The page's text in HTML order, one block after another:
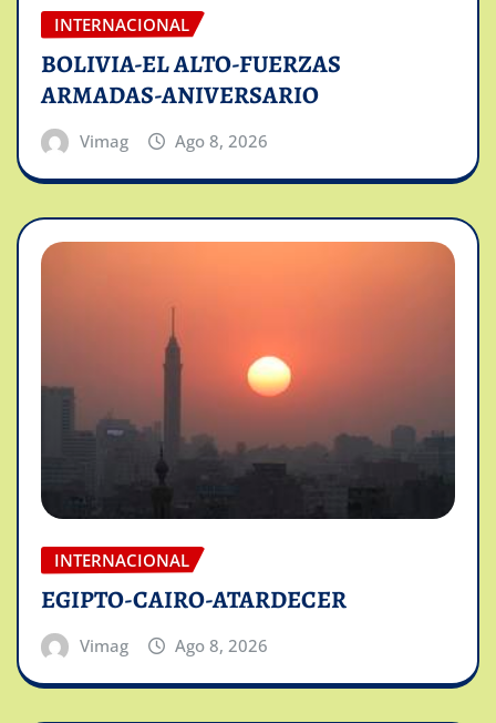
INTERNACIONAL
BOLIVIA-EL ALTO-FUERZAS
ARMADAS-ANIVERSARIO
Vimag Ago 8, 2026
INTERNACIONAL
EGIPTO-CAIRO-ATARDECER
Vimag Ago 8, 2026